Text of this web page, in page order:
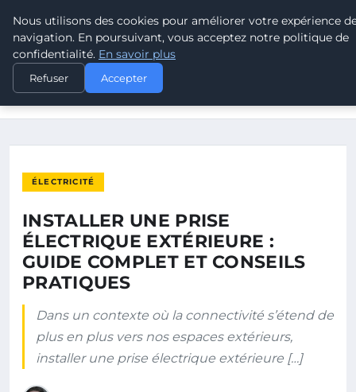
ELECTRODESTOCKS
ACCUEIL
INSTALLER UNE PRISE ÉLECTRIQUE EXTÉRIEURE : GUIDE
ÉLECTRICITÉ
INSTALLER UNE PRISE
ÉLECTRIQUE EXTÉRIEURE :
GUIDE COMPLET ET CONSEILS
PRATIQUES
Dans un contexte où la connectivité s’étend de
plus en plus vers nos espaces extérieurs,
installer une prise électrique extérieure […]
Nous utilisons des cookies pour améliorer votre expérience
navigation. En poursuivant, vous acceptez notre politique de
confidentialité. En savoir plus
Refuser Accepter